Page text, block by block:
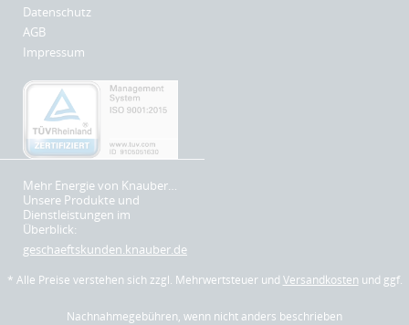
Datenschutz
AGB
Impressum
Mehr Energie von Knauber…
Unsere Produkte und
Dienstleistungen im
Überblick:
geschaeftskunden.knauber.de
* Alle Preise verstehen sich zzgl. Mehrwertsteuer und Versandkosten und ggf.
Nachnahmegebühren, wenn nicht anders beschrieben